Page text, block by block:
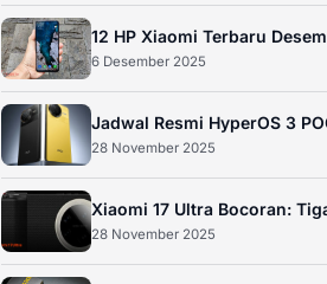
12 HP Xiaomi Terbaru
6 Desember 2025
Jadwal Resmi HyperOS 3
28 November 2025
Xiaomi 17 Ultra Bocoran:
28 November 2025